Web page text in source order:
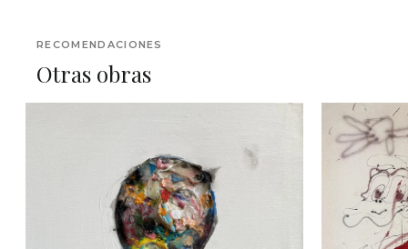
RECOMENDACIONES
Otras obras